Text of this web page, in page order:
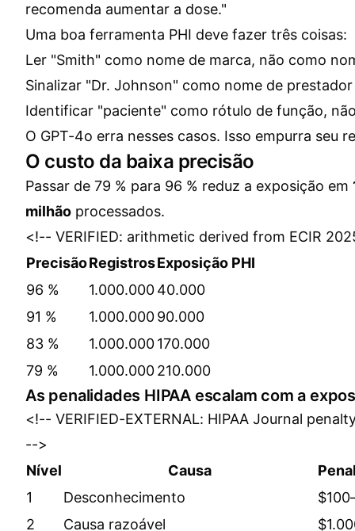
recomenda aumentar a dose."
Uma boa ferramenta PHI deve fazer três coisas:
Ler "Smith" como nome de marca, não como
Sinalizar "Dr. Johnson" como nome de
Identificar "paciente" como rótulo de função,
O GPT-4o erra nesses casos. Isso empurra seu
O custo da baixa precisão
Passar de 79 % para 96 % reduz a exposição em
milhão processados.
<!-- VERIFIED: arithmetic derived from ECIR
PrecisãoRegistrosExposição PHI
96 %
1.000.00040.000
91 %
1.000.00090.000
83 %
1.000.000170.000
79 %
1.000.000210.000
As penalidades HIPAA escalam com a
<!-- VERIFIED-EXTERNAL: HIPAA Journal
-->
Nível
Causa
1
Desconhecimento
2
Causa razoável